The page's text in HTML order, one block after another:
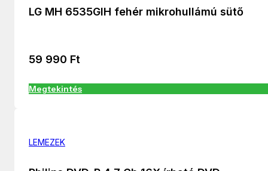
LG MH 6535GIH fehér mikrohullámú sütő
59 990 Ft
Megtekintés
LEMEZEK